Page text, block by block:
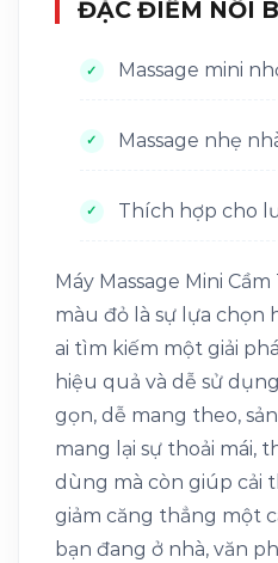
ĐẶC ĐIỂM NỔI
Massage mini
Massage nhẹ
Thích hợp cho
Máy Massage Mini
màu đỏ là sự lựa chọn
ai tìm kiếm một giải
hiệu quả và dễ sử
gọn, dễ mang theo,
mang lại sự thoải mái,
dùng mà còn giúp cải
giảm căng thẳng một
bạn đang ở nhà, văn